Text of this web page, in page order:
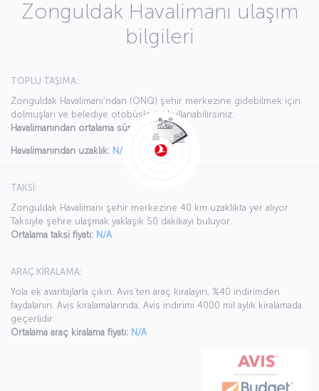
Zonguldak Havalimanı ulaşım
bilgileri
TOPLU TAŞIMA:
Zonguldak Havalimanı’ndan (ONQ) şehir merkezine gidebilmek için
dolmuşları ve belediye otobüslerini kullanabilirsiniz.
Havalimanından ortalama süre:
N/A
Havalimanından uzaklık: N/A
TAKSİ:
Zonguldak Havalimanı şehir merkezine 40 km uzaklıkta yer alıyor.
Taksiyle şehre ulaşmak yaklaşık 50 dakikayı buluyor.
Ortalama taksi fiyatı: N/A
ARAÇ KİRALAMA:
Yola ek avantajlarla çıkın. Avis’ten araç kiralayın, %40 indirimden
faydalanın. Avis kiralamalarında. Avis indirimi 4000 mil aylık kiralamada
geçerlidir.
Ortalama araç kiralama fiyatı: N/A